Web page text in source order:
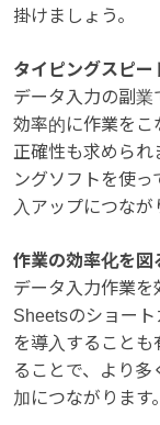
掛けましょう。
タイピングスピー
データ入力の副業
効率的に作業をこ
正確性も求められ
ングソフトを使
入アップにつなが
作業の効率化を図
データ入力作業
Sheetsのショー
を導入すること
ることで、より
加につながります。